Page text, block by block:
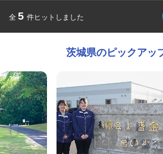
全 5 件ヒットしました
茨城県のピックアッ